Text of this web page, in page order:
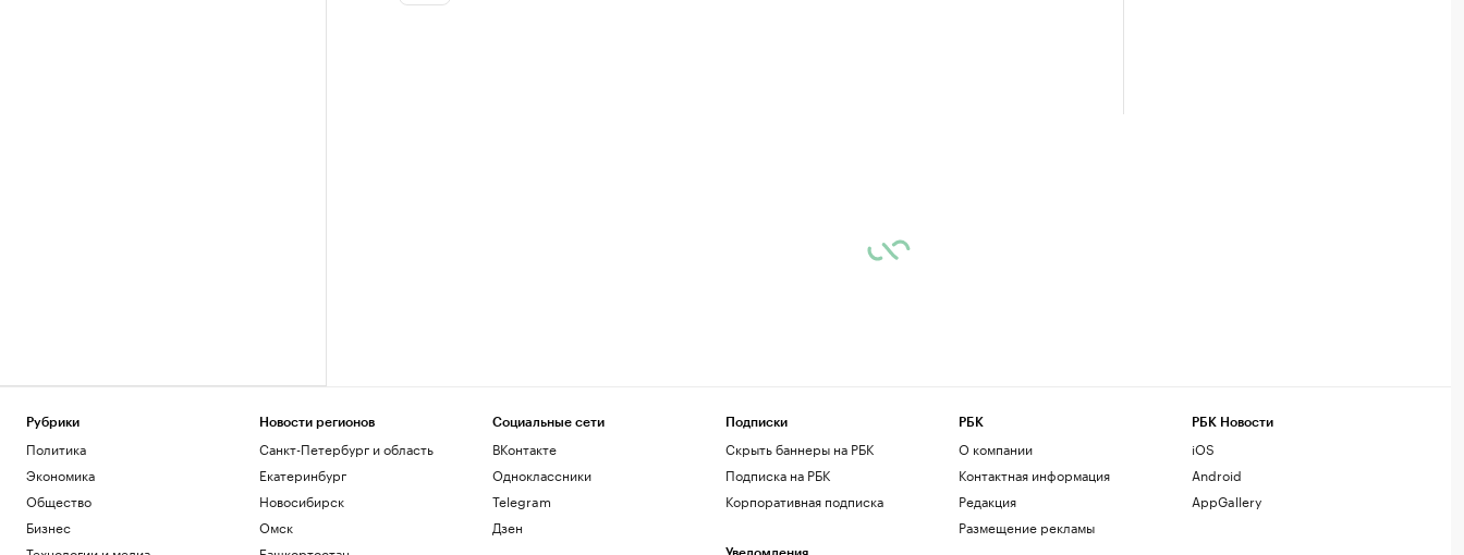
Рубрики
Политика
Экономика
Общество
Бизнес
Новости регионов
Санкт-Петербург и область
Екатеринбург
Новосибирск
Омск
Социальные сети
ВКонтакте
Одноклассники
Telegram
Дзен
Подписки
Скрыть баннеры на РБК
Подписка на РБК
Корпоративная подписка
РБК
О компании
Контактная информация
Редакция
Размещение рекламы
РБК Новости
iOS
Android
AppGallery